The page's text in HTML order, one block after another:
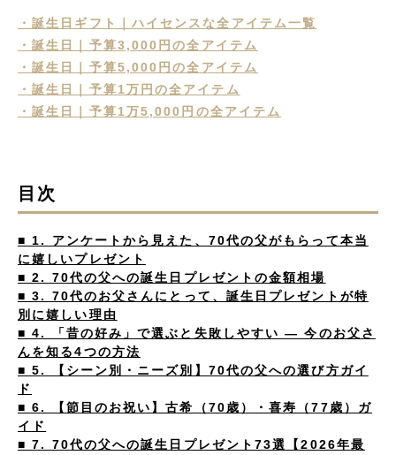
・誕生日ギフト｜ハイセンスな全アイテム一覧
・誕生日｜予算3,000円の全アイテム
・誕生日｜予算5,000円の全アイテム
・誕生日｜予算1万円の全アイテム
・誕生日｜予算1万5,000円の全アイテム
目次
■ 1. アンケートから見えた、70代の父がもらって本当
に嬉しいプレゼント
■ 2. 70代の父への誕生日プレゼントの金額相場
■ 3. 70代のお父さんにとって、誕生日プレゼントが特
別に嬉しい理由
■ 4. 「昔の好み」で選ぶと失敗しやすい ― 今のお父さ
んを知る4つの方法
■ 5. 【シーン別・ニーズ別】70代の父への選び方ガイ
ド
■ 6. 【節目のお祝い】古希（70歳）・喜寿（77歳）ガ
イド
■ 7. 70代の父への誕生日プレゼント73選【2026年最